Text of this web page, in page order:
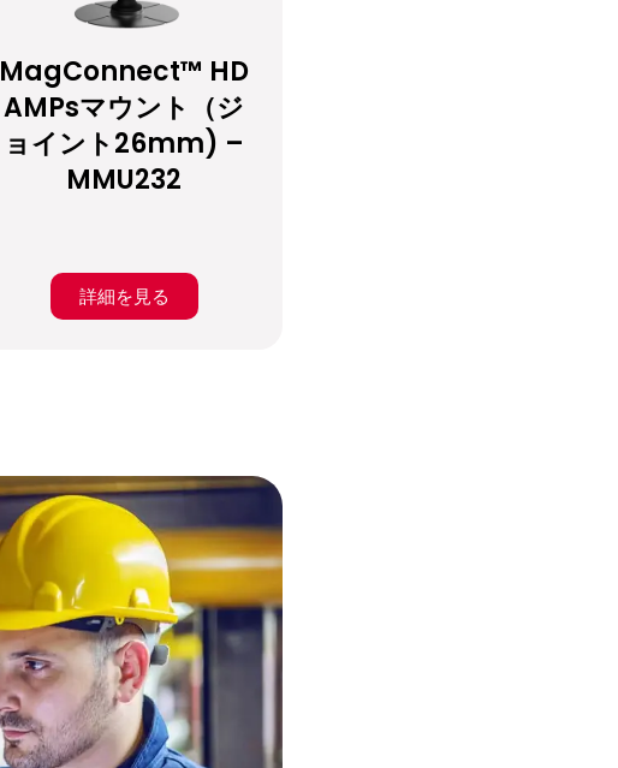
MagConnect™ HD
AMPsマウント（ジ
ョイント26mm) –
MMU232
詳細を見る